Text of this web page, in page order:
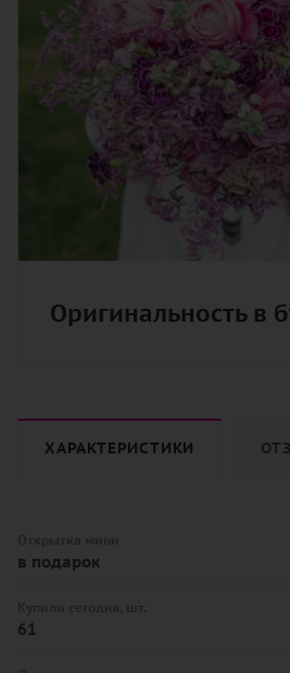
Оригинальность в
ХАРАКТЕРИСТИКИ
в подарок
61